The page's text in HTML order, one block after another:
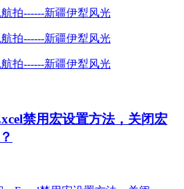
禁用宏设置方法，关闭宏